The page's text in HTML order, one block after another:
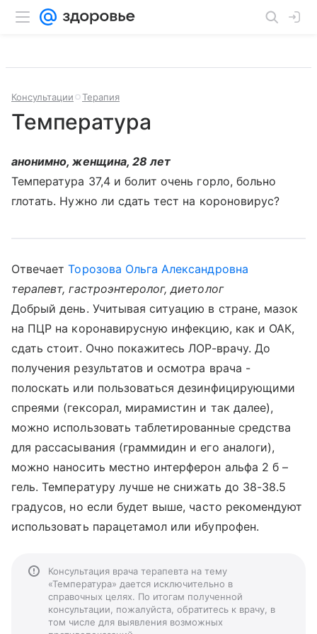
Консультации Терапия
Температура
анонимно, женщина, 28 лет
Температура 37,4 и болит очень горло, больно
глотать. Нужно ли сдать тест на короновирус?
ОтвечаетТорозова Ольга Александровна
терапевт, гастроэнтеролог, диетолог
Добрый день. Учитывая ситуацию в стране, мазок
на ПЦР на коронавирусную инфекцию, как и ОАК,
сдать стоит. Очно покажитесь ЛОР-врачу. До
получения результатов и осмотра врача -
полоскать или пользоваться дезинфицирующими
спреями (гексорал, мирамистин и так далее),
можно использовать таблетированные средства
для рассасывания (граммидин и его аналоги),
можно наносить местно интерферон альфа 2 б –
гель. Температуру лучше не снижать до 38-38.5
градусов, но если будет выше, часто рекомендуют
использовать парацетамол или ибупрофен.
Консультация врача терапевта на тему
«Температура» дается исключительно в
справочных целях. По итогам полученной
консультации, пожалуйста, обратитесь к врачу, в
том числе для выявления возможных